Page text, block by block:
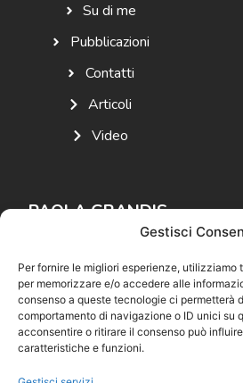
Gestisci
Per fornire le migliori esperienze,
per memorizzare e/o accedere alle
consenso a queste tecnologie ci permetterà
comportamento di navigazione o ID unici su
acconsentire o ritirare il consenso può
caratteristiche e funzioni.
Su di me
Pubblicazioni
Contatti
Articoli
Video
PAOLA GRANDIS
SOCIAL MEDIA